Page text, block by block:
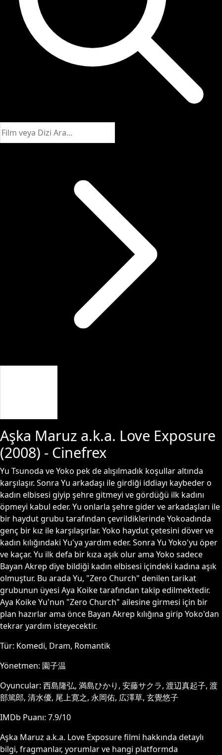
Aşka Maruz a.k.a. Love Exposure
(2008) - Cinefrex
Yu Tsunoda ve Yoko pek de alışılmadık koşullar altında
karşılaşır. Sonra Yu arkadaşı ile girdiği iddiayı kaybeder o
kadın elbisesi giyip şehre gitmeyi ve gördüğü ilk kadını
öpmeyi kabul eder. Yu onlarla şehre gider ve arkadaşları ile
bir haydut grubu tarafından çevrildiklerinde Yokoadında
genç bir kız ile karşılaşırlar. Yoko haydut çetesini döver ve
kadın kılığındaki Yu'ya yardım eder. Sonra Yu Yoko'yu öper
ve kaçar. Yu ilk defa bir kıza aşık olur ama Yoko sadece
Bayan Akrep diye bildiği kadın elbisesi içindeki kadına aşık
olmuştur. Bu arada Yu, "Zero Church" denilen tarikat
grubunun üyesi Aya Koike tarafından takip edilmektedir.
Aya Koike Yu'nun "Zero Church" ailesine girmesi için bir
plan hazırlar ama önce Bayan Akrep kılığına girip Yoko'dan
tekrar yardım isteyecektir.
Tür: Komedi, Dram, Romantik
Yönetmen: 園子温
Oyuncular: 西島隆弘, 満島ひかり, 安藤サクラ, 渡辺真起子, 渡
部篤郎, 清水優, 尾上寛之, 永岡佑, 広澤草, 玄覺悠子
IMDb Puanı: 7.9/10
Aşka Maruz a.k.a. Love Exposurefilmi hakkında detaylı
bilgi, fragmanlar, yorumlar ve hangi platformda